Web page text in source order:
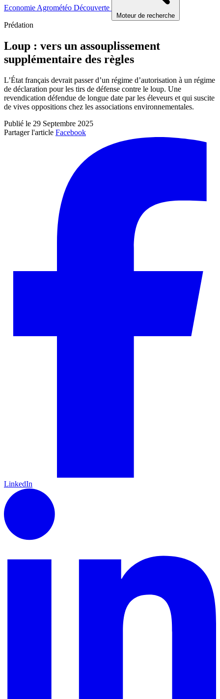
Economie Agrométéo Découverte
Moteur de recherche
Prédation
Loup : vers un assouplissement
supplémentaire des règles
L’État français devrait passer d’un régime d’autorisation à un régime
de déclaration pour les tirs de défense contre le loup. Une
revendication défendue de longue date par les éleveurs et qui suscite
de vives oppositions chez les associations environnementales.
Publié le 29 Septembre 2025
Partager l'article Facebook
LinkedIn